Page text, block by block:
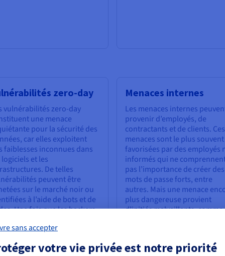
zero-day
vulnérabilités zero-day
une menace
pour la sécurité des
car elles exploitent
faiblesses inconnues dans
et les
De telles
peuvent être
sur le marché noir ou
à l’aide de bots et de
Une fois que les hackers
des malwares pour
des données. Au
où les entreprises et les
Menaces internes
Les menaces internes
provenir d’employés, de
contractants et de clients. Ces
menaces sont le plus souvent
favorisées par des employés
informés qui ne
pas l’importance de créer des
mots de passe forts, entre
autres. Mais une menace
plus dangereuse provient
d’initiés malveillants, comme
Étant donné que ces
sont intégrés et connaissent
sans accepter
votre vie privée est notre priorité